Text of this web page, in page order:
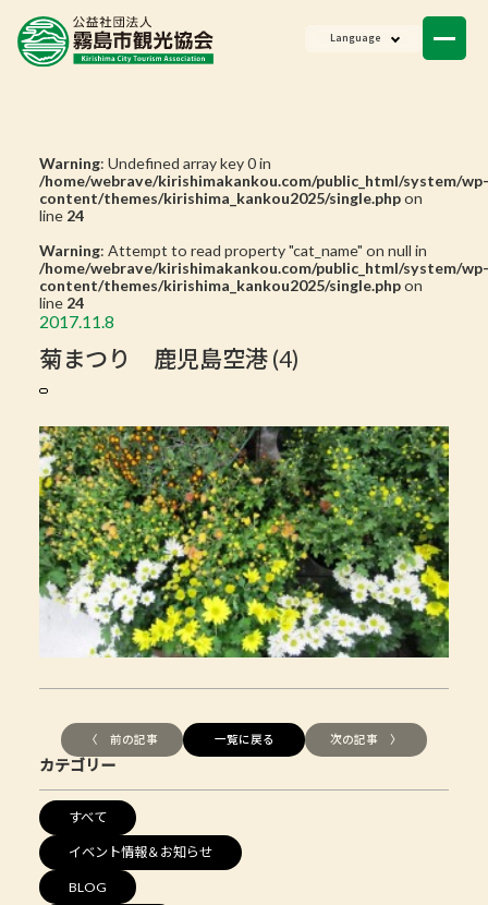
Language
Warning: Undefined array key 0 in
/home/webrave/kirishimakankou.com/public_html/system/wp-
content/themes/kirishima_kankou2025/single.phpon
line 24
Warning: Attempt to read property "cat_name" on null in
/home/webrave/kirishimakankou.com/public_html/system/wp-
content/themes/kirishima_kankou2025/single.phpon
line 24
2017.11.8
菊まつり 鹿児島空港 (4)
〈 前の記事 一覧に戻る 次の記事 〉
カテゴリー
すべて
イベント情報＆お知らせ
BLOG